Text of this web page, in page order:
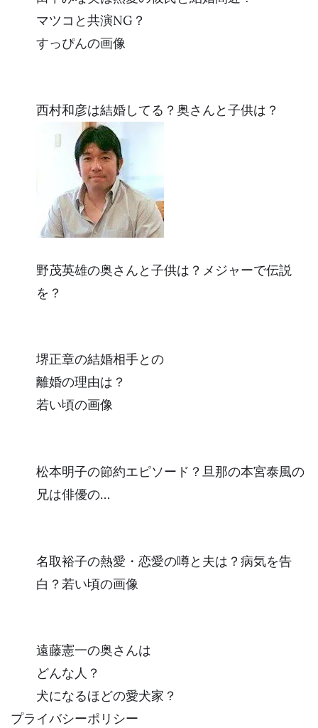
マツコと共演NG？
すっぴんの画像
西村和彦は結婚してる？奥さんと子供は？
野茂英雄の奥さんと子供は？メジャーで伝説
を？
堺正章の結婚相手との
離婚の理由は？
若い頃の画像
松本明子の節約エピソード？旦那の本宮泰風の
兄は俳優の…
名取裕子の熱愛・恋愛の噂と夫は？病気を告
白？若い頃の画像
遠藤憲一の奥さんは
どんな人？
犬になるほどの愛犬家？
プライバシーポリシー